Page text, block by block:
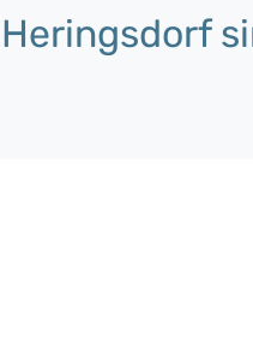
Heringsdorf